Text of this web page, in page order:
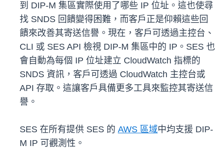
到 DIP-M 集區實際使用了哪些 IP 位址。這也使尋
找 SNDS 回饋變得困難，而客戶正是仰賴這些回
饋來改善其寄送信譽。現在，客戶可透過主控台、
CLI 或 SES API 檢視 DIP-M 集區中的 IP。SES 也
會自動為每個 IP 位址建立 CloudWatch 指標的
SNDS 資訊，客戶可透過 CloudWatch 主控台或
API 存取。這讓客戶具備更多工具來監控其寄送信
譽。
SES 在所有提供 SES 的 AWS 區域中均支援 DIP-
M IP 可觀測性。